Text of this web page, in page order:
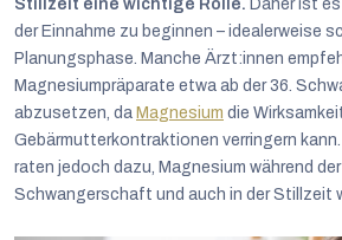
Stillzeit eine wichtige Rolle. Daher ist
der Einnahme zu beginnen – idealerweise
Planungsphase. Manche Ärzt:innen
Magnesiumpräparate etwa ab der 36.
abzusetzen, da Magnesium die
Gebärmutterkontraktionen verringern
raten jedoch dazu, Magnesium während
Schwangerschaft und auch in der Stillzeit